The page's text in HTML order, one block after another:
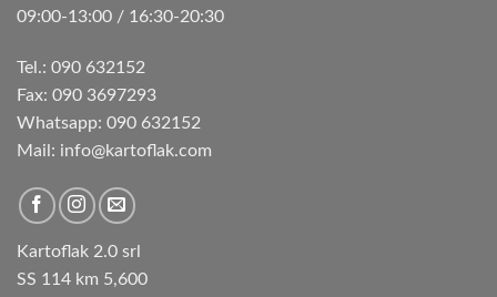
09:00-13:00 / 16:30-20:30
Tel.: 090 632152
Fax: 090 3697293‬
Whatsapp: 090 632152
Mail: info@kartoflak.com
Kartoflak 2.0 srl
SS 114 km 5,600